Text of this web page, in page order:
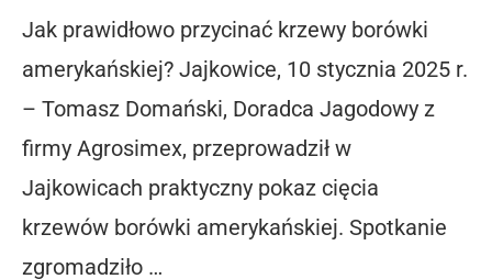
Jak prawidłowo przycinać krzewy borówki
amerykańskiej? Jajkowice, 10 stycznia 2025 r.
– Tomasz Domański, Doradca Jagodowy z
firmy Agrosimex, przeprowadził w
Jajkowicach praktyczny pokaz cięcia
krzewów borówki amerykańskiej. Spotkanie
zgromadziło …